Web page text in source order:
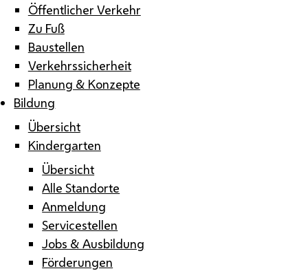
Öffentlicher Verkehr
Zu Fuß
Baustellen
Verkehrssicherheit
Planung & Konzepte
Bildung
Übersicht
Kindergarten
Übersicht
Alle Standorte
Anmeldung
Servicestellen
Jobs & Ausbildung
Förderungen